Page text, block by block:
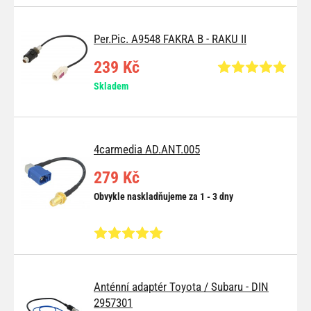
Per.Pic. A9548 FAKRA B - RAKU II
239 Kč
Skladem
4carmedia AD.ANT.005
279 Kč
Obvykle naskladňujeme za 1 - 3 dny
Anténní adaptér Toyota / Subaru - DIN
2957301